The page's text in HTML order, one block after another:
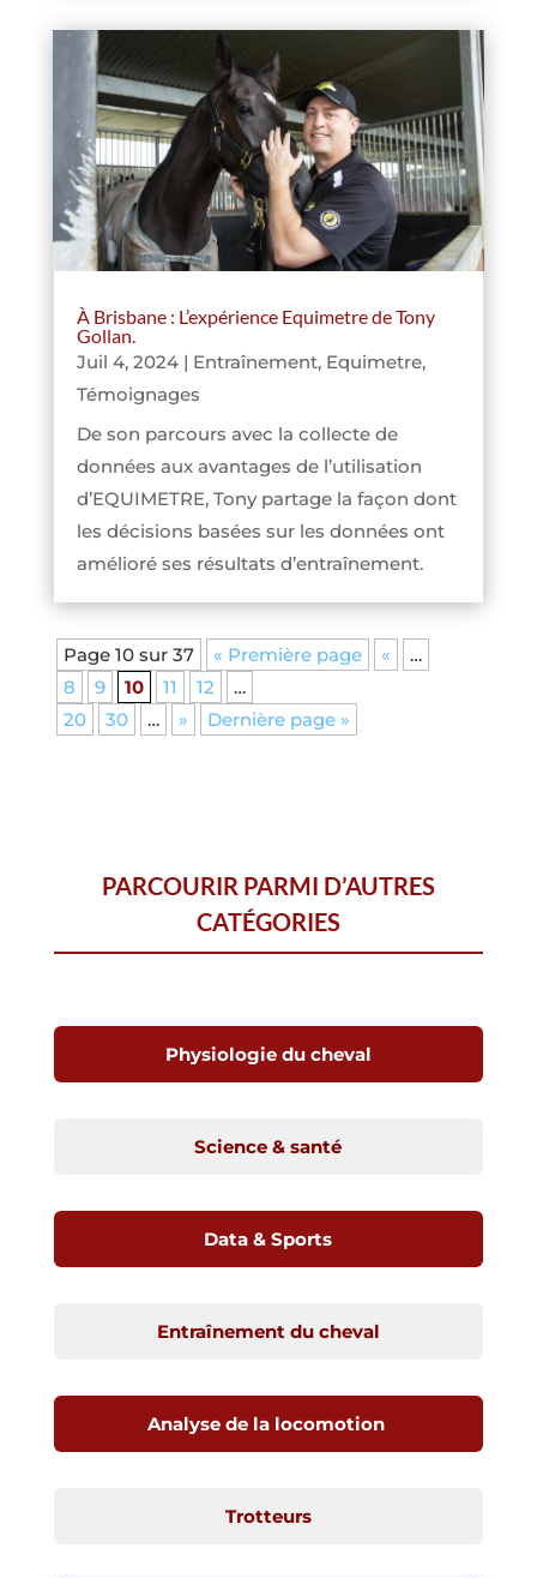
À Brisbane : L’expérience Equimetre de Tony
Gollan.
Juil 4, 2024| Entraînement, Equimetre,
Témoignages
De son parcours avec la collecte de
données aux avantages de l’utilisation
d’EQUIMETRE, Tony partage la façon dont
les décisions basées sur les données ont
amélioré ses résultats d’entraînement.
Page 10 sur 37 « Première page «
…
8
9 10 11 12
…
20
30 … » Dernière page »
PARCOURIR PARMI D’AUTRES
CATÉGORIES
Physiologie du cheval
Science & santé
Data & Sports
Entraînement du cheval
Analyse de la locomotion
Trotteurs